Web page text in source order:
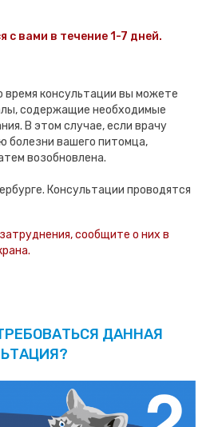
с вами в течение 1-7 дней.
консультации вы можете
содержащие необходимые
В этом случае, если врачу
болезни вашего питомца,
возобновлена.
Консультации проводятся
сообщите о них в
ДАННАЯ